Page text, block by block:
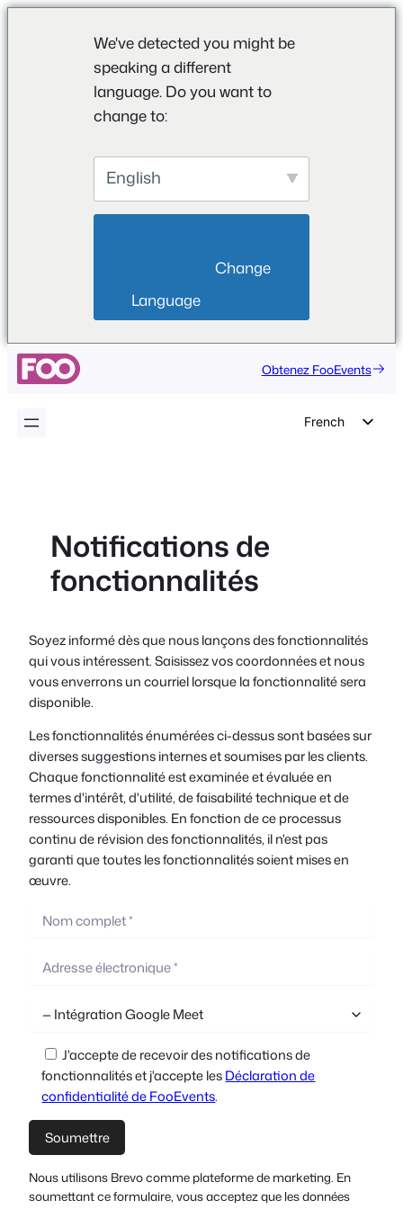
We've detected you might be
speaking a different
language. Do you want to
change to:
English
Language
Aller
Obtenez FooEvents
French
Czech
Greek
Notifications de
fonctionnalités
Soyez informé dès que nous lançons des fonctionnalités
qui vous intéressent. Saisissez vos coordonnées et nous
vous enverrons un courriel lorsque la fonctionnalité sera
disponible.
Les fonctionnalités énumérées ci-dessus sont basées sur
diverses suggestions internes et soumises par les clients.
Chaque fonctionnalité est examinée et évaluée en
termes d'intérêt, d'utilité, de faisabilité technique et de
ressources disponibles. En fonction de ce processus
continu de révision des fonctionnalités, il n'est pas
garanti que toutes les fonctionnalités soient mises en
œuvre.
J'accepte de recevoir des notifications de
fonctionnalités et j'accepte lesDéclaration de
confidentialité de FooEvents.
Nous utilisons Brevo comme plateforme de marketing. En
soumettant ce formulaire, vous acceptez que les données